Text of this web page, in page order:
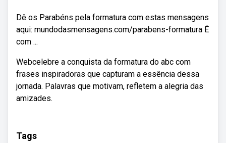
Dê os Parabéns pela formatura com estas mensagens
aqui: mundodasmensagens.com/parabens-formatura É
com ...
Webcelebre a conquista da formatura do abc com
frases inspiradoras que capturam a essência dessa
jornada. Palavras que motivam, refletem a alegria das
amizades.
Tags